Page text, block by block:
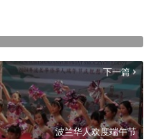
下一篇
波兰华人欢度端午节